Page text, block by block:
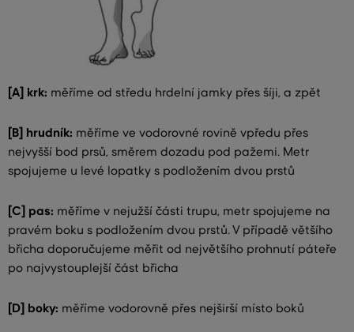
[A] krk: měříme od středu hrdelní jamky přes šíji, a zpět
[B] hrudník: měříme ve vodorovné rovině vpředu přes
nejvyšší bod prsů, směrem dozadu pod pažemi. Metr
spojujeme u levé lopatky s podložením dvou prstů
[C] pas: měříme v nejužší části trupu, metr spojujeme na
pravém boku s podložením dvou prstů. V případě většího
břicha doporučujeme měřit od největšího prohnutí páteře
po najvystouplejší část břicha
[D] boky: měříme vodorovně přes nejširší místo boků